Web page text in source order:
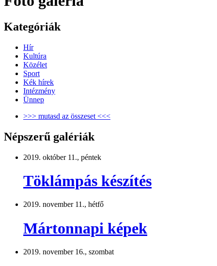
Kategóriák
Hír
Kultúra
Közélet
Sport
Kék hírek
Intézmény
Ünnep
>>> mutasd az összeset <<<
Népszerű galériák
2019. október 11., péntek
Töklámpás készítés
2019. november 11., hétfő
Mártonnapi képek
2019. november 16., szombat